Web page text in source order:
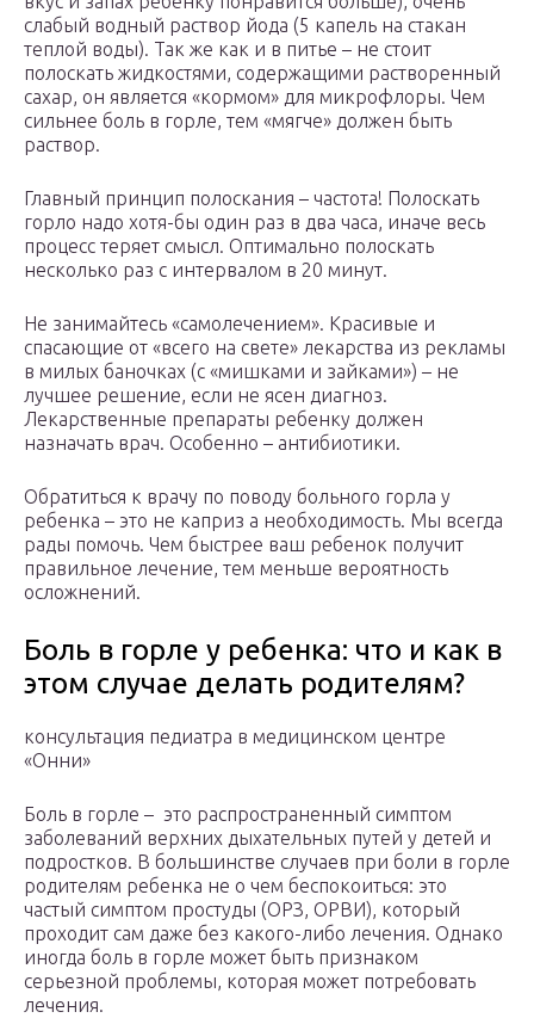
слабый водный раствор йода (5 капель на стакан
теплой воды). Так же как и в питье – не стоит
полоскать жидкостями, содержащими растворенный
сахар, он является «кормом» для микрофлоры. Чем
сильнее боль в горле, тем «мягче» должен быть
раствор.
Главный принцип полоскания – частота! Полоскать
горло надо хотя-бы один раз в два часа, иначе весь
процесс теряет смысл. Оптимально полоскать
несколько раз с интервалом в 20 минут.
Не занимайтесь «самолечением». Красивые и
спасающие от «всего на свете» лекарства из рекламы
в милых баночках (с «мишками и зайками») – не
лучшее решение, если не ясен диагноз.
Лекарственные препараты ребенку должен
назначать врач. Особенно – антибиотики.
Обратиться к врачу по поводу больного горла у
ребенка – это не каприз а необходимость. Мы всегда
рады помочь. Чем быстрее ваш ребенок получит
правильное лечение, тем меньше вероятность
осложнений.
Боль в горле у ребенка: что и как в
этом случае делать родителям?
консультация педиатра в медицинском центре
«Онни»
Боль в горле – это распространенный симптом
заболеваний верхних дыхательных путей у детей и
подростков. В большинстве случаев при боли в горле
родителям ребенка не о чем беспокоиться: это
частый симптом простуды (ОРЗ, ОРВИ), который
проходит сам даже без какого-либо лечения. Однако
иногда боль в горле может быть признаком
серьезной проблемы, которая может потребовать
лечения.